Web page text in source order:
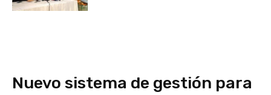
Nuevo sistema de gestión para